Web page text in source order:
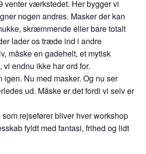
venter værkstedet. Her bygger vi
nogen andres. Masker der kan
skræmmende eller bare totalt
lader os træde ind i andre
måske en gadehelt, et mytisk
endnu ikke har ord for.
igen. Nu med masker. Og nu ser
ud. Måske er det fordi vi selv er
rejsefører bliver hver workshop
fyldt med fantasi, frihed og lidt